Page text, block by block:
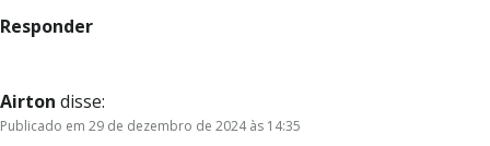
Responder
Airton disse:
Publicado em 29 de dezembro de 2024 às 14:35